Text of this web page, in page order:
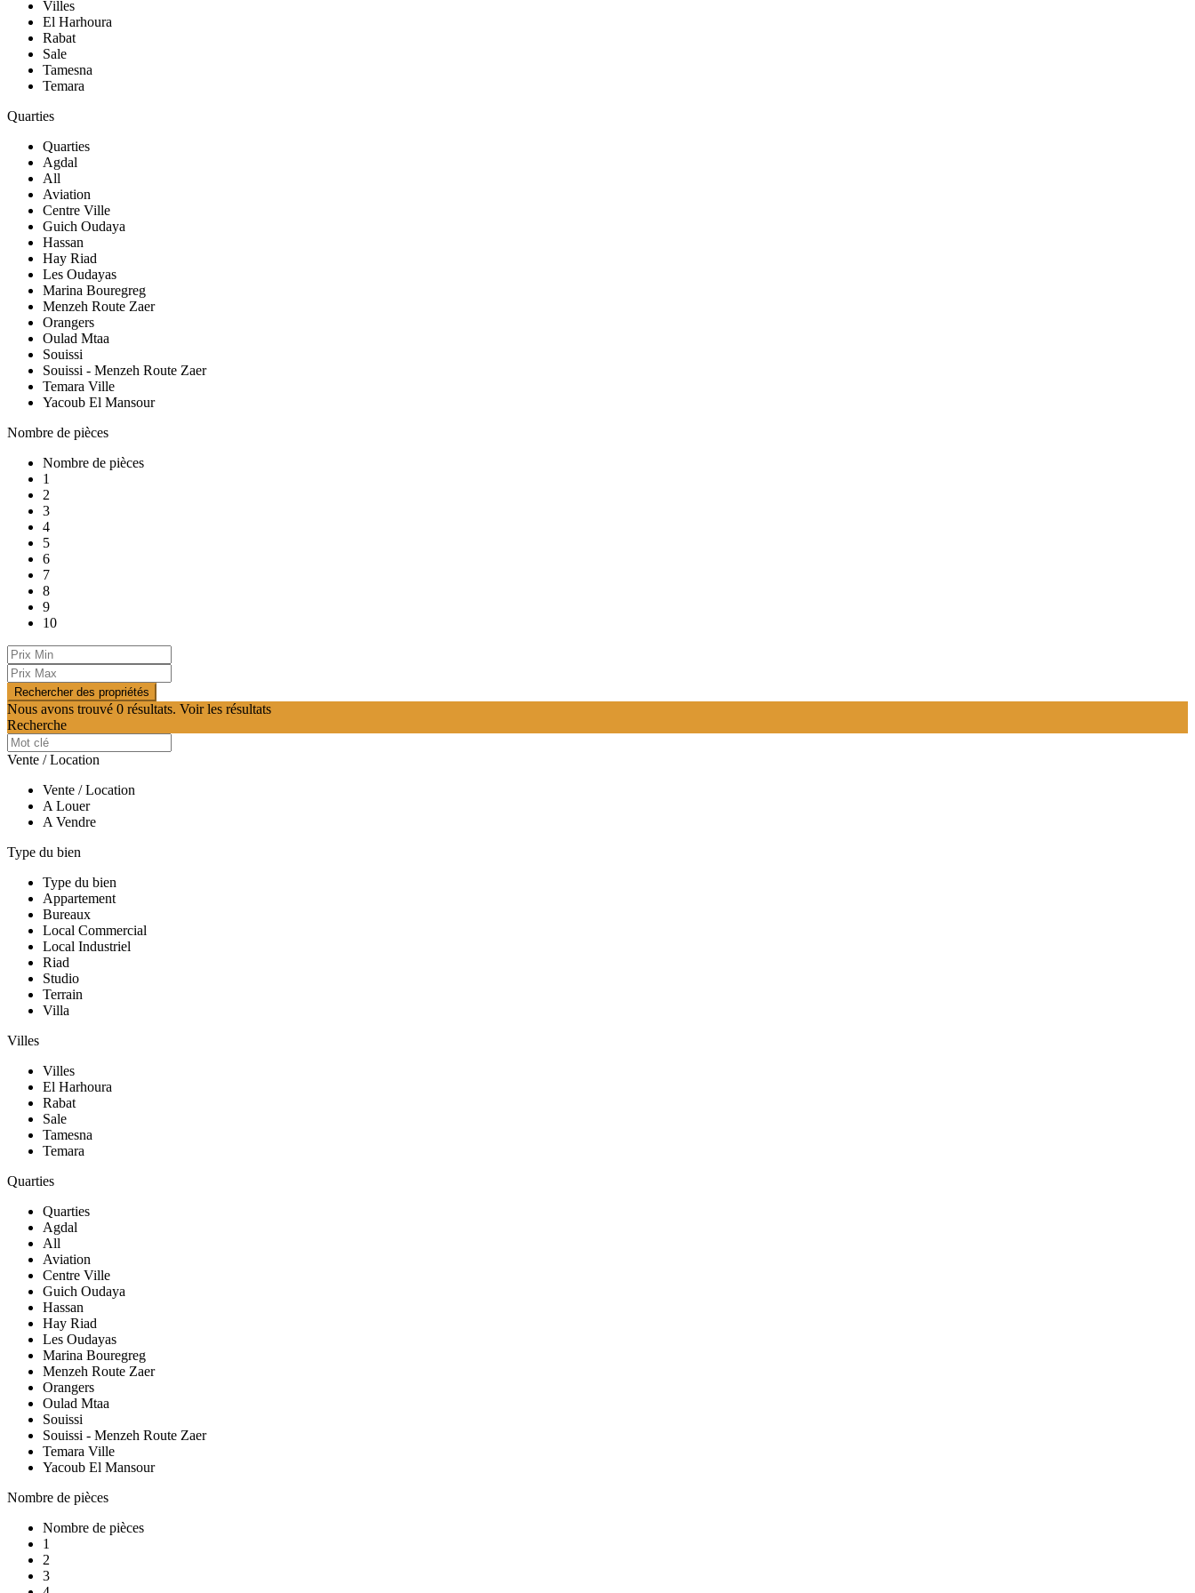
Villes
El Harhoura
Rabat
Sale
Tamesna
Temara
Quarties
Quarties
Agdal
All
Aviation
Centre Ville
Guich Oudaya
Hassan
Hay Riad
Les Oudayas
Marina Bouregreg
Menzeh Route Zaer
Orangers
Oulad Mtaa
Souissi
Souissi - Menzeh Route Zaer
Temara Ville
Yacoub El Mansour
Nombre de pièces
Nombre de pièces
1
2
3
4
5
6
7
8
9
10
Nous avons trouvé 0 résultats. Voir les résultats
Recherche
Vente / Location
Vente / Location
A Louer
A Vendre
Type du bien
Type du bien
Appartement
Bureaux
Local Commercial
Local Industriel
Riad
Studio
Terrain
Villa
Villes
Villes
El Harhoura
Rabat
Sale
Tamesna
Temara
Quarties
Quarties
Agdal
All
Aviation
Centre Ville
Guich Oudaya
Hassan
Hay Riad
Les Oudayas
Marina Bouregreg
Menzeh Route Zaer
Orangers
Oulad Mtaa
Souissi
Souissi - Menzeh Route Zaer
Temara Ville
Yacoub El Mansour
Nombre de pièces
Nombre de pièces
1
2
3